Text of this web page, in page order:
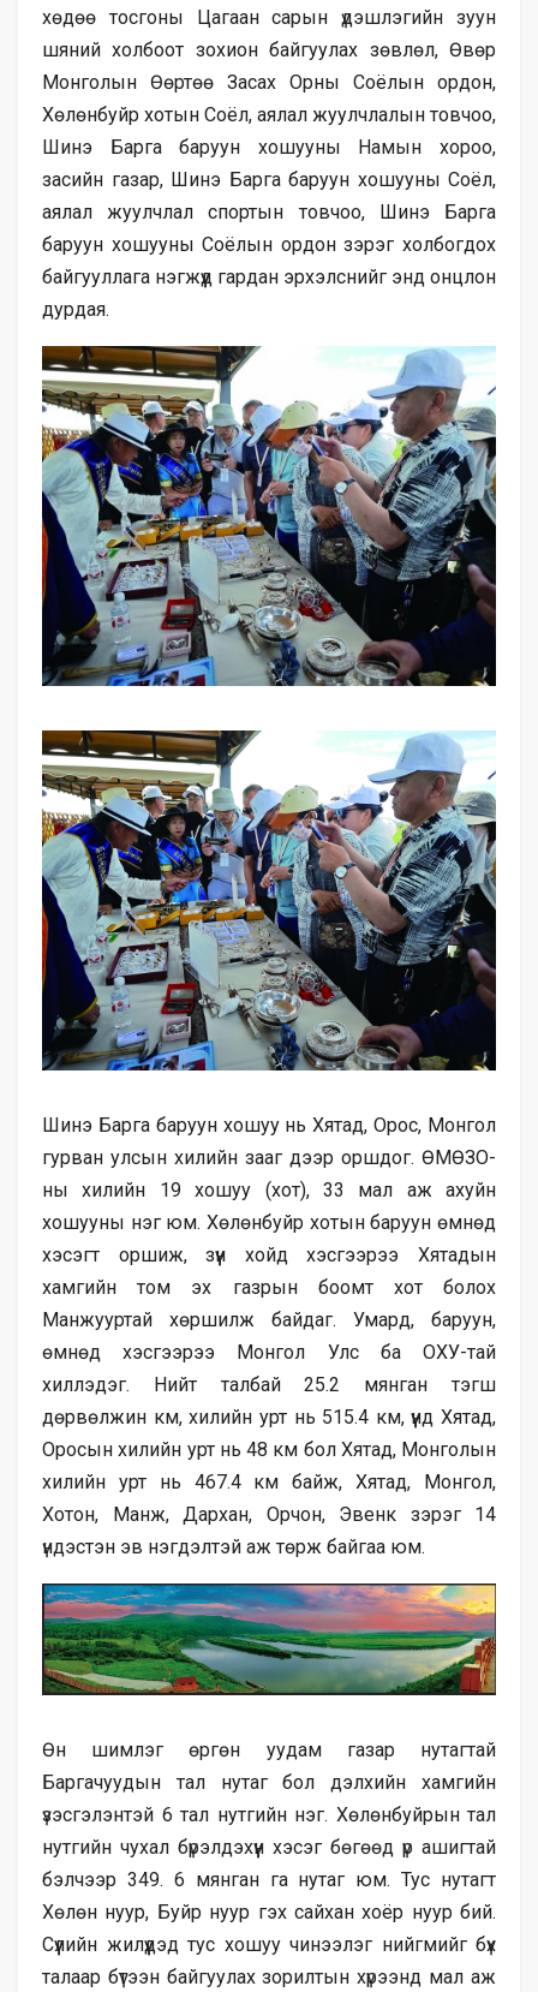
хөдөө тосгоны Цагаан сарын үдэшлэгийн зуун
шяний холбоот зохион байгуулах зөвлөл, Өвөр
Монголын Өөртөө Засах Орны Соёлын ордон,
Хөлөнбуйр хотын Соёл, аялал жуулчлалын товчоо,
Шинэ Барга баруун хошууны Намын хороо,
засийн газар, Шинэ Барга баруун хошууны Соёл,
аялал жуулчлал спортын товчоо, Шинэ Барга
баруун хошууны Соёлын ордон зэрэг холбогдох
байгууллага нэгжүүд гардан эрхэлснийг энд онцлон
дурдая.
Шинэ Барга баруун хошуу нь Хятад, Орос, Монгол
гурван улсын хилийн зааг дээр оршдог. ӨМӨЗО-
ны хилийн 19 хошуу (хот), 33 мал аж ахуйн
хошууны нэг юм. Хөлөнбуйр хотын баруун өмнөд
хэсэгт оршиж, зүүн хойд хэсгээрээ Хятадын
хамгийн том эх газрын боомт хот болох
Манжууртай хөршилж байдаг. Умард, баруун,
өмнөд хэсгээрээ Монгол Улс ба ОХУ-тай
хиллэдэг. Нийт талбай 25.2 мянган тэгш
дөрвөлжин км, хилийн урт нь 515.4 км, үүнд Хятад,
Оросын хилийн урт нь 48 км бол Хятад, Монголын
хилийн урт нь 467.4 км байж, Хятад, Монгол,
Хотон, Манж, Дархан, Орчон, Эвенк зэрэг 14
үндэстэн эв нэгдэлтэй аж төрж байгаа юм.
Өн шимлэг өргөн уудам газар нутагтай
Баргачуудын тал нутаг бол дэлхийн хамгийн
үзэсгэлэнтэй 6 тал нутгийн нэг. Хөлөнбуйрын тал
нутгийн чухал бүрэлдэхүүн хэсэг бөгөөд үр ашигтай
бэлчээр 349. 6 мянган га нутаг юм. Тус нутагт
Хөлөн нуур, Буйр нуур гэх сайхан хоёр нуур бий.
Сүүлийн жилүүдэд тус хошуу чинээлэг нийгмийг бүх
талаар бүтээн байгуулах зорилтын хүрээнд мал аж